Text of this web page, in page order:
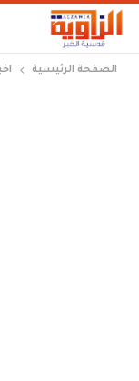
الصفحة الرئيسية